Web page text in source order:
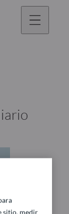
sitio, medir